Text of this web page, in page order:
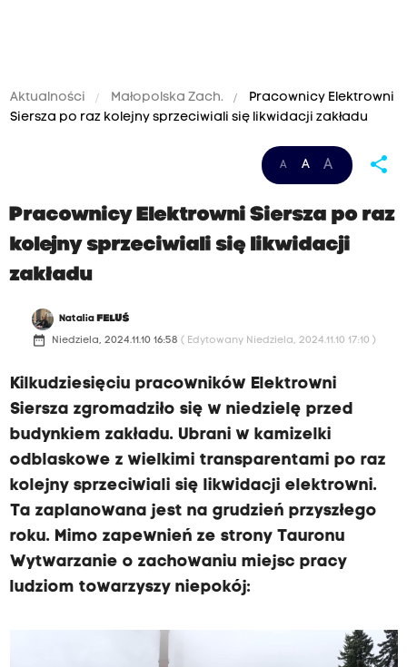
Aktualności Małopolska Zach.
Pracownicy Elektrowni
Siersza po raz kolejny sprzeciwiali się likwidacji zakładu
A A A share
Pracownicy Elektrowni Siersza po raz
kolejny sprzeciwiali się likwidacji
zakładu
Natalia FELUŚ
date_range Niedziela, 2024.11.10 16:58 ( Edytowany Niedziela, 2024.11.10 17:10 )
Kilkudziesięciu pracowników Elektrowni
Siersza zgromadziło się w niedzielę przed
budynkiem zakładu. Ubrani w kamizelki
odblaskowe z wielkimi transparentami po raz
kolejny sprzeciwiali się likwidacji elektrowni.
Ta zaplanowana jest na grudzień przyszłego
roku. Mimo zapewnień ze strony Tauronu
Wytwarzanie o zachowaniu miejsc pracy
ludziom towarzyszy niepokój: